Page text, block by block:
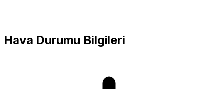
Hava Durumu Bilgileri